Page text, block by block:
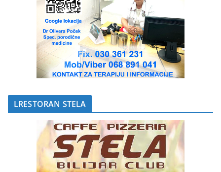
LRESTORAN STELA